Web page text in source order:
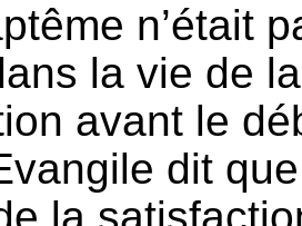
n’était
la vie de
avant le
dit